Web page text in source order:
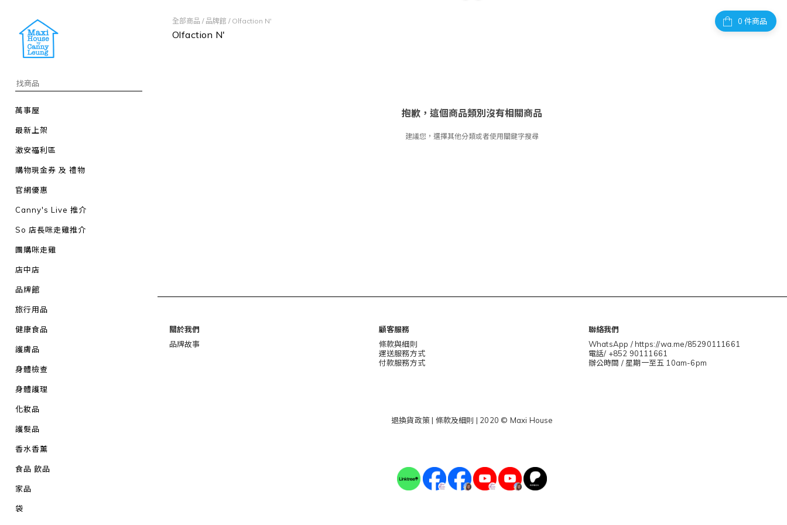
萬事屋
最新上架
激安福利區
購物現金券 及 禮物
官網優惠
Canny's Live 推介
So 店長咪走雞推介
團購咪走雞
店中店
品牌館
旅行用品
健康食品
護膚品
身體檢查
身體護理
化妝品
護髮品
香水香薰
食品 飲品
家品
袋
件商品
全部商品 / 品牌館 / Olfaction N'
Olfaction N'
抱歉，這個商品類別沒有相關商品
建議您，選擇其他分類或者使用關鍵字搜尋
關於我們
品牌故事
顧客服務
條款與細則
運送服務方式
付款服務方式
聯絡我們
WhatsApp / https://wa.me/85290111661
電話/ +852 90111661
辦公時間 / 星期一至五 10am-6pm
退換貨政策| 條款及細則 | 2020 © Maxi House